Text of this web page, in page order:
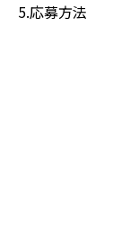
5.応募方法